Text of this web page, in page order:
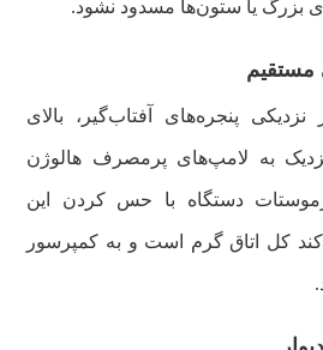
بزرگ یا ستون‌ها مسدود نشود.
مستقیم
پنجره‌های آفتاب‌گیر، بالای
نزدیک به لامپ‌های پرمصرف هالوژن
دستگاه با حس کردن این
کل اتاق گرم است و به کمپرسور